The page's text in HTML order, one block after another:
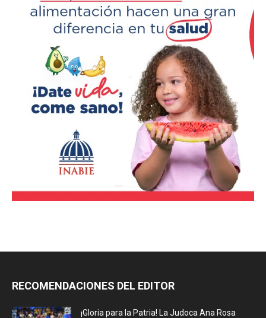
RECOMENDACIONES DEL EDITOR
¡Gloria para la Patria! La Judoca Ana Rosa